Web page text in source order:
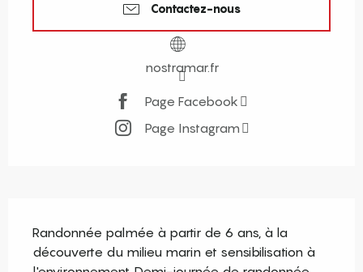
Contactez-nous
nostramar.fr
Page Facebook
Page Instagram
Randonnée palmée à partir de 6 ans, à la
découverte du milieu marin et sensibilisation à